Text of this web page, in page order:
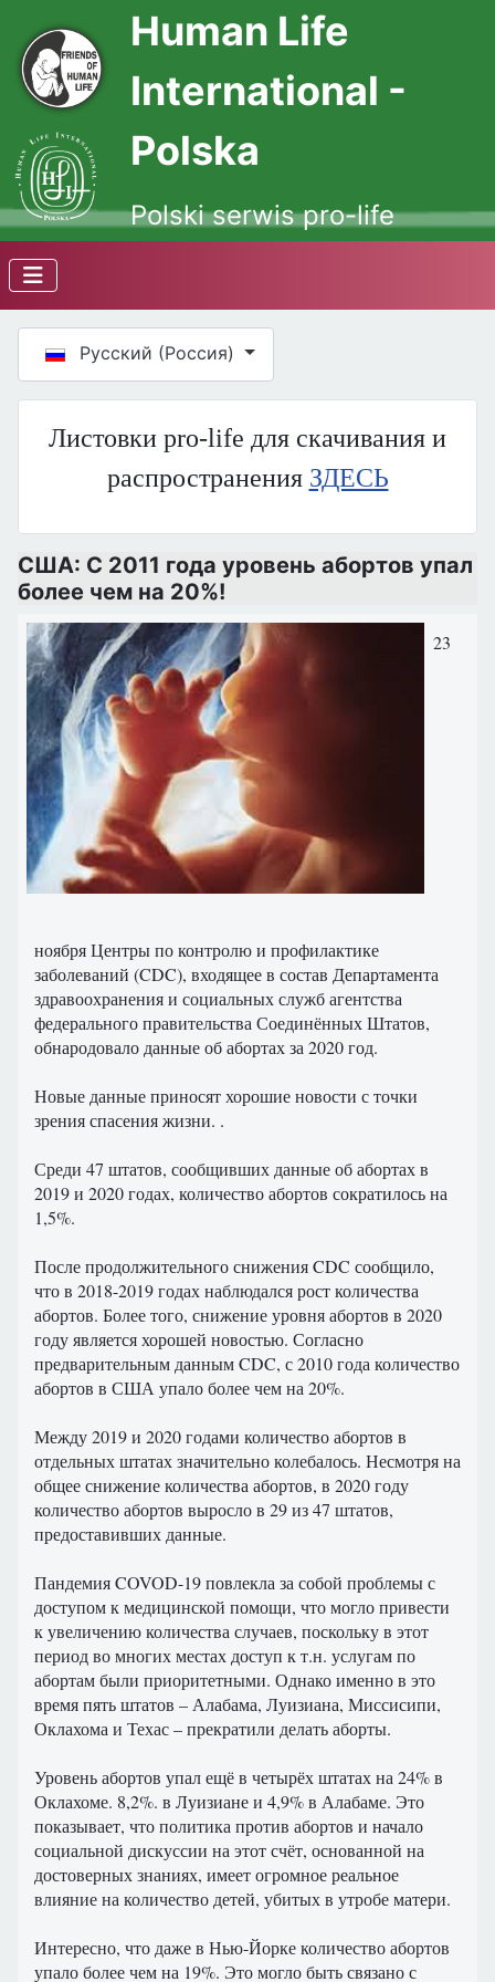
Human Life
International -
Polska
Polski serwis pro-life
Русский (Россия)
Листовки pro-life для скачивания и
распространения ЗДЕСЬ
США: С 2011 года уровень абортов упал
более чем на 20%!
23
ноября Центры по контролю и профилактике
заболеваний (CDC), входящее в состав Департамента
здравоохранения и социальных служб агентства
федерального правительства Соединённых Штатов,
обнародовало данные об абортах за 2020 год.
Новые данные приносят хорошие новости с точки
зрения спасения жизни. .
Среди 47 штатов, сообщивших данные об абортах в
2019 и 2020 годах, количество абортов сократилось на
1,5%.
После продолжительного снижения CDC сообщило,
что в 2018-2019 годах наблюдался рост количества
абортов. Более того, снижение уровня абортов в 2020
году является хорошей новостью. Согласно
предварительным данным CDC, с 2010 года количество
абортов в США упало более чем на 20%.
Между 2019 и 2020 годами количество абортов в
отдельных штатах значительно колебалось. Несмотря на
общее снижение количества абортов, в 2020 году
количество абортов выросло в 29 из 47 штатов,
предоставивших данные.
Пандемия COVOD-19 повлекла за собой проблемы с
доступом к медицинской помощи, что могло привести
к увеличению количества случаев, поскольку в этот
период во многих местах доступ к т.н. услугам по
абортам были приоритетными. Однако именно в это
время пять штатов – Алабама, Луизиана, Миссисипи,
Оклахома и Техас – прекратили делать аборты.
Уровень абортов упал ещё в четырёх штатах на 24% в
Оклахоме. 8,2%. в Луизиане и 4,9% в Алабаме. Это
показывает, что политика против абортов и начало
социальной дискуссии на этот счёт, основанной на
достоверных знаниях, имеет огромное реальное
влияние на количество детей, убитых в утробе матери.
Интересно, что даже в Нью-Йорке количество абортов
упало более чем на 19%. Это могло быть связано с